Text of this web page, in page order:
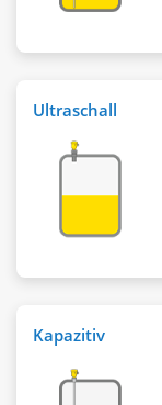
Ultraschall
Kapazitiv